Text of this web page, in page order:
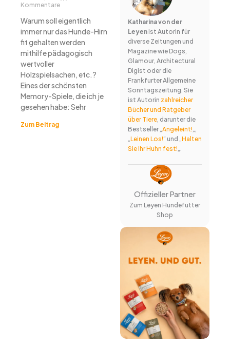
Kommentare
Warum soll eigentlich
immer nur das Hunde-Hirn
fit gehalten werden
mithilfe pädagogisch
wertvoller
Holzspielsachen, etc.?
Eines der schönsten
Memory-Spiele, die ich je
gesehen habe: Sehr
Zum Beitrag
Katharina von der
Leyenist Autorin für
diverse Zeitungen und
Magazine wie Dogs,
Glamour, Architectural
Digist oder die
Frankfurter Allgemeine
Sonntagszeitung. Sie
ist Autorin zahlreicher
Bücher und Ratgeber
über Tiere, darunter die
Bestseller „Angeleint!„,
„Leinen Los!“ und „Halten
Sie Ihr Huhn fest!„.
Offizieller Partner
Zum Leyen Hundefutter
Shop